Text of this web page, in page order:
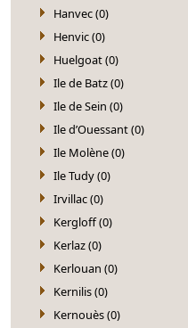
Hanvec (0)
Henvic (0)
Huelgoat (0)
Ile de Batz (0)
Ile de Sein (0)
Ile d’Ouessant (0)
Ile Molène (0)
Ile Tudy (0)
Irvillac (0)
Kergloff (0)
Kerlaz (0)
Kerlouan (0)
Kernilis (0)
Kernouès (0)